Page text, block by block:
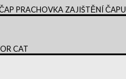
PRACHOVKA ZAJIŠTĚNÍ ČAPU
CAT